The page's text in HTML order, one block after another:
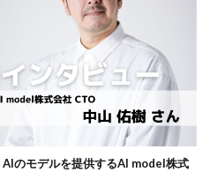
のモデルを提供するAI model株式